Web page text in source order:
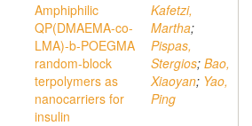
Amphiphilic
QP(DMAEMA-co-
LMA)-b-POEGMA
random-block
terpolymers as
nanocarriers for
insulin
Kafetzi,
Martha;
Pispas,
Stergios; Bao,
Xiaoyan; Yao,
Ping